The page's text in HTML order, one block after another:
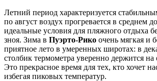
Летний период характеризуется
по август воздух прогревается в среднем до
идеальные условия для пляжного отдыха
зноя. Зима в Пуэрто-Рико очень мягкая и
приятное лето в умеренных широтах: в
столбик термометра уверенно держится на
Это прекрасное время для тех, кто хочет
избегая пиковых температур.